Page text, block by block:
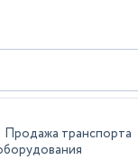
Продажа транспорта